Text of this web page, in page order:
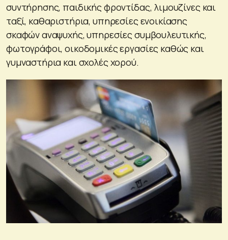
συντήρησης, παιδικής φροντίδας, λιμουζίνες και
ταξί, καθαριστήρια, υπηρεσίες ενοικίασης
σκαφών αναψυχής, υπηρεσίες συμβουλευτικής,
φωτογράφοι, οικοδομικές εργασίες καθώς και
γυμναστήρια και σχολές χορού.